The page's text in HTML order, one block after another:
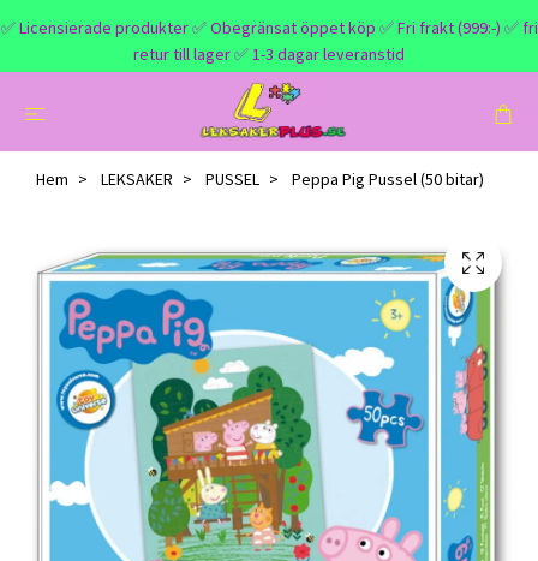
✅ Licensierade produkter ✅ Obegränsat öppet köp ✅ Fri frakt (999:-) ✅ fri
retur till lager ✅ 1-3 dagar leveranstid
Hem LEKSAKER PUSSEL Peppa Pig Pussel (50 bitar)